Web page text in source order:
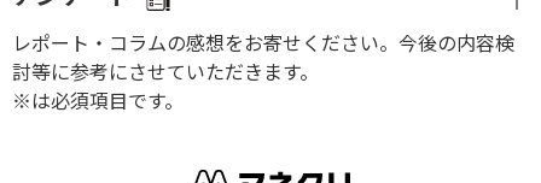
レポート・コラムの感想をお寄せください。今後の内容検
討等に参考にさせていただきます。
※は必須項目です。